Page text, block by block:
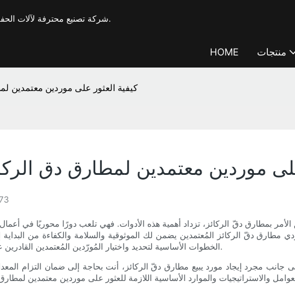
شركة T-works، شركة تصنيع محترفة لآلات الحفر والتدعيم بخبرة تزيد عن 20 عامًا.
HOME منتجات
كيفية العثور على موردين معتمدين
موردين معتمدين لمطارق دق
بمطارق دقّ الركائز، تزداد أهمية هذه الأدوات. فهي تلعب دورًا محوريًا في
دقّ الركائز المُعتمدين يضمن لك الموثوقية والسلامة والكفاءة من
الخطوات الأساسية لتحديد واختيار المُورّدين المُعتمدين القادرين على تلبية الاحتياجات المُتطلبة لمشروعك الكبير.
جانب مجرد إيجاد مورد يبيع مطارق دقّ الركائز، أنت بحاجة إلى ضمان التزام